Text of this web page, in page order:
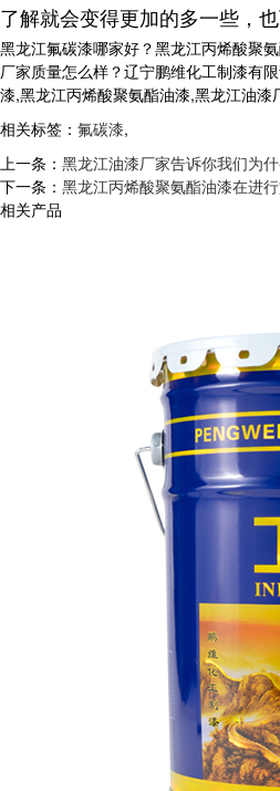
了解就会变得更加的多一些，
黑龙江氟碳漆哪家好？黑龙江丙烯酸聚
厂家质量怎么样？辽宁鹏维化工制漆有
漆,黑龙江丙烯酸聚氨酯油漆,黑龙江油
相关标签： 氟碳漆,
上一条： 黑龙江油漆厂家告诉你我们为
下一条： 黑龙江丙烯酸聚氨酯油漆在进
相关产品